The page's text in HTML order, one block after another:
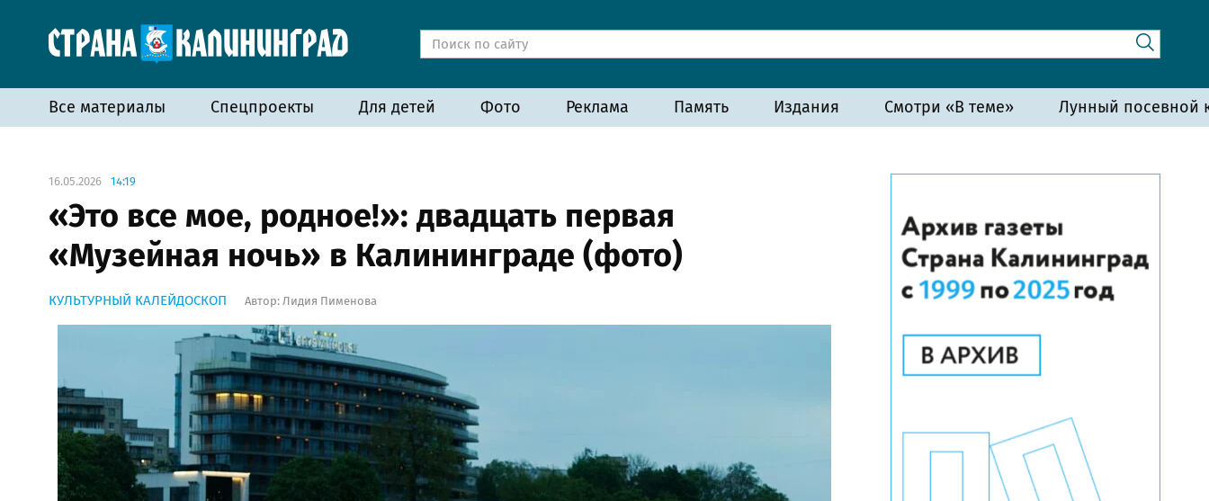
Все материалы Спецпроекты Для детей Фото Реклама Память Издания Смотри «В теме» Лунный посевной
16.05.2026 14:19
«Это все мое, родное!»: двадцать первая
«Музейная ночь» в Калининграде (фото)
КУЛЬТУРНЫЙ КАЛЕЙДОСКОП Автор: Лидия Пименова